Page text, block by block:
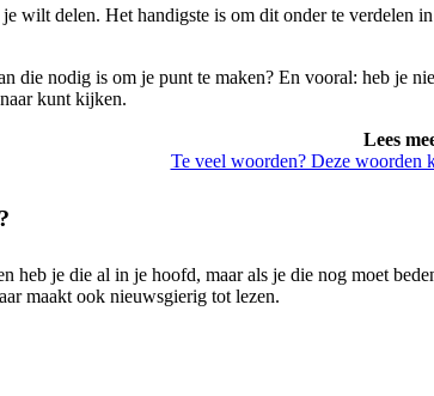
wilt delen. Het handigste is om dit onder te
die nodig is om je punt te maken? En vooral: heb je
kunt kijken.
Lees
Te veel woorden? Deze woorden
heb je die al in je hoofd, maar als je die nog moet
maakt ook nieuwsgierig tot lezen.